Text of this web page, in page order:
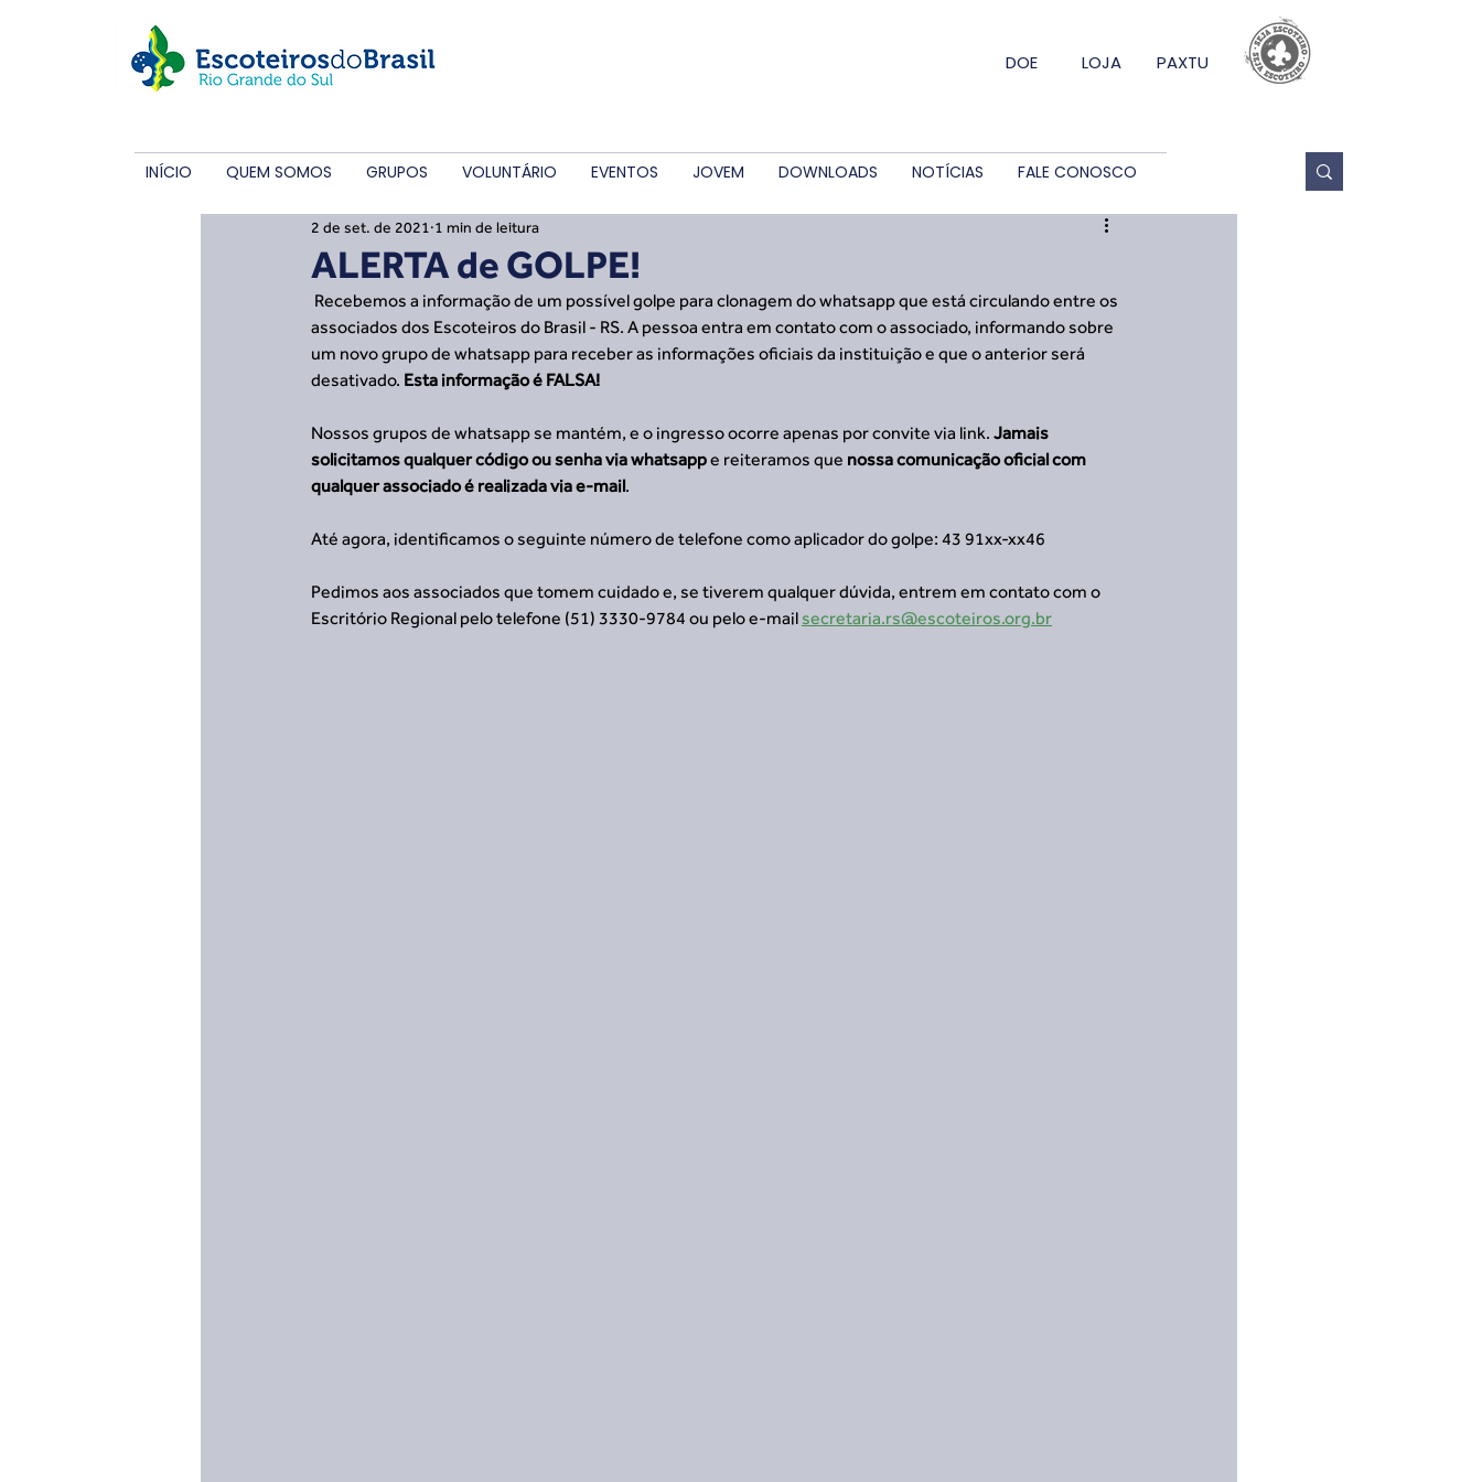
DOE LOJA PAXTU
INÍCIO QUEM SOMOS GRUPOS VOLUNTÁRIO EVENTOS JOVEM DOWNLOADS NOTÍCIAS FALE CONOSCO
ALERTA de GOLPE!
2 de set. de 2021 1 min de leitura
associados dos Escoteiros do Brasil - RS. A pessoa entra em contato com o associado, informando sobre
um novo grupo de whatsapp para receber as informações oficiais da instituição e que o anterior será
desativado. Esta informação é FALSA!
Nossos grupos de whatsapp se mantém, e o ingresso ocorre apenas por convite via link. Jamais
solicitamos qualquer código ou senha via whatsapp e reiteramos que nossa comunicação oficial com
qualquer associado é realizada via e-mail.
Até agora, identificamos o seguinte número de telefone como aplicador do golpe: 43 91xx-xx46
Pedimos aos associados que tomem cuidado e, se tiverem qualquer dúvida, entrem em contato com o
Escritório Regional pelo telefone (51) 3330-9784 ou pelo e-mail secretaria.rs@escoteiros.org.br